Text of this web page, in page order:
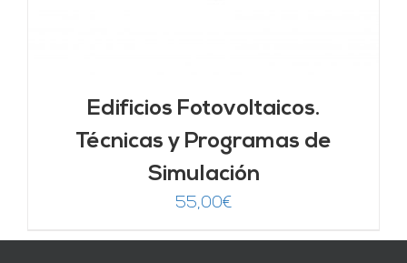
Edificios Fotovoltaicos.
Técnicas y Programas de
Simulación
55,00€